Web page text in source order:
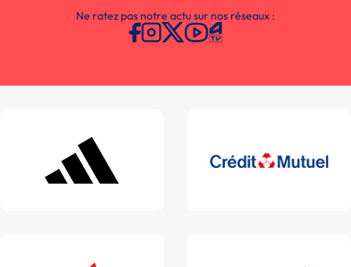
Ne ratez pas notre actu sur nos réseaux :